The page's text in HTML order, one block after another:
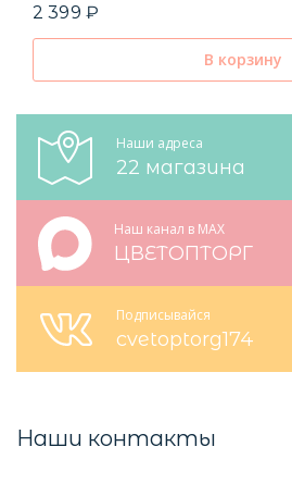
2 399 ₽
В корзину
Наши адреса
22 магазина
Наш канал в MAX
ЦВЕТОПТОРГ
Подписывайся
cvetoptorg174
Наши контакты